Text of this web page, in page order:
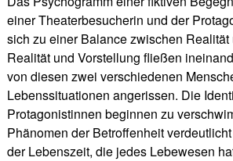
einer Theaterbesucherin und der
sich zu einer Balance zwischen Realität
Realität und Vorstellung fließen
von diesen zwei verschiedenen
Lebenssituationen angerissen. Die
Protagonistinnen beginnen zu
Phänomen der Betroffenheit
der Lebenszeit, die jedes Lebewesen